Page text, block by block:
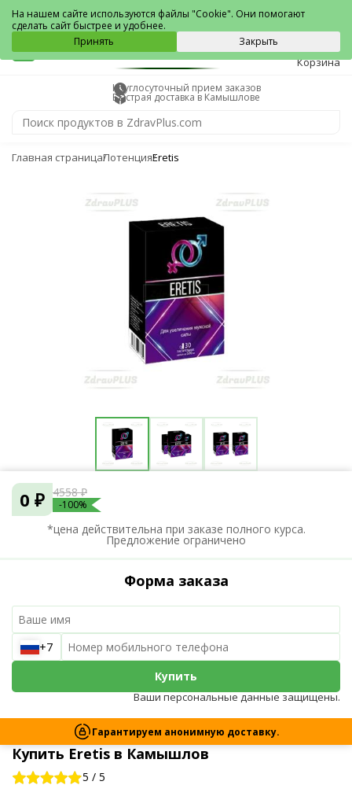
Камышлов
0
Корзина
Круглосуточный прием заказов
Быстрая доставка в Камышлове
Главная страницаПотенцияEretis
Купить Eretis в Камышлов
5 / 5
0 ₽ 4558 ₽
-100%
*цена действительна при заказе полного курса.
Предложение ограничено
Форма заказа
+7
Купить
Ваши персональные данные защищены.
Гарантируем анонимную доставку.
На нашем сайте используются файлы "Cookie". Они помогают
сделать сайт быстрее и удобнее.
Принять
Закрыть